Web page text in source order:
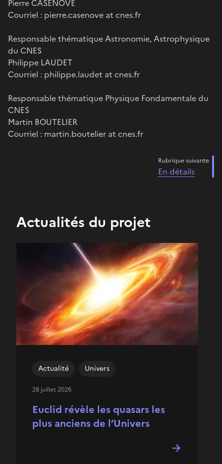
Pierre CASENOVE
Courriel : pierre.casenove at cnes.fr
Responsable thématique Astronomie, Astrophysique
du CNES
Philippe LAUDET
Courriel : philippe.laudet at cnes.fr
Responsable thématique Physique Fondamentale du
CNES
Martin BOUTELIER
Courriel : martin.boutelier at cnes.fr
Rubrique suivante
En détails
Actualités du projet
Euclid révèle les quasars les
plus anciens de l’Univers
Actualité Univers
28 juillet 2026